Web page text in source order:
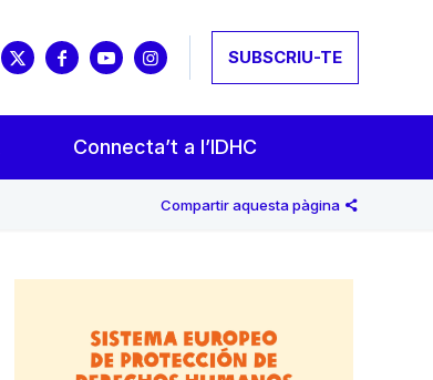
SUBSCRIU-TE
Connecta’t a l’IDHC
Compartir aquesta pàgina